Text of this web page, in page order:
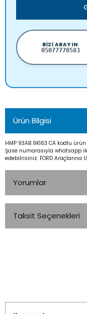
BIZI ARAYIN
05077770583
Ürün Bilgisi
HMP 93AB 9K163 CA kodlu ürün
Şase numarasıyla whatsapp
edebilrisiniz. FORD Araçlarına
Yorumlar
Taksit Seçenekleri